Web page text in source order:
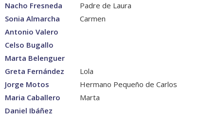
Nacho Fresneda
Padre de Laura
Sonia Almarcha
Carmen
Antonio Valero
Celso Bugallo
Marta Belenguer
Greta Fernández
Lola
Jorge Motos
Hermano Pequeño de Carlos
Maria Caballero
Marta
Daniel Ibáñez